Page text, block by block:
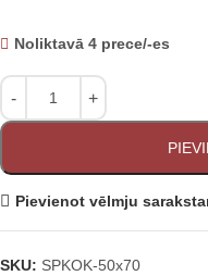
Noliktavā 4 prece/-es
Pievienot vēlmju
SKU: SPKOK-50x70